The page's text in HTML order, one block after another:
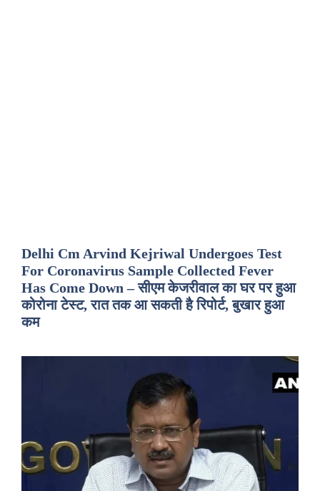
Delhi Cm Arvind Kejriwal Undergoes Test
For Coronavirus Sample Collected Fever
Has Come Down – सीएम केजरीवाल का घर पर हुआ
कोरोना टेस्ट, रात तक आ सकती है रिपोर्ट, बुखार हुआ
कम